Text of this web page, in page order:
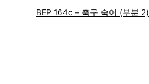
BEP 164c – 축구 숙어 (부분 2)